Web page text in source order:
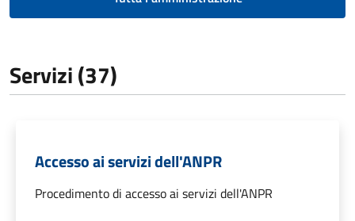
Servizi (37)
Accesso ai servizi dell'ANPR
Procedimento di accesso ai servizi dell'ANPR